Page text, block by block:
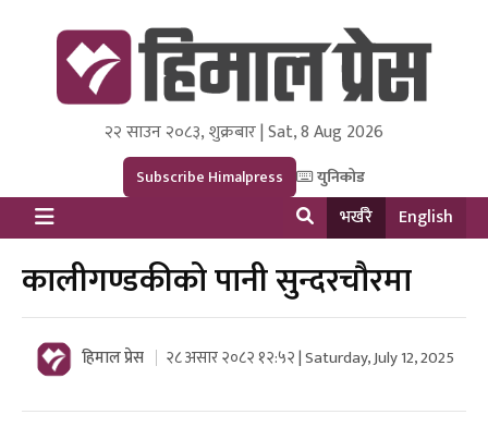
Himal Press
Dot NewsyNepal Media and Research Pvt Ltd.
२२ साउन २०८३, शुक्रबार | Sat, 8 Aug 2026
Subscribe Himalpress युनिकोड
भर्खरै English
कालीगण्डकीको पानी सुन्दरचौरमा
हिमाल प्रेस २८ असार २०८२ १२:५२ | Saturday, July 12, 2025